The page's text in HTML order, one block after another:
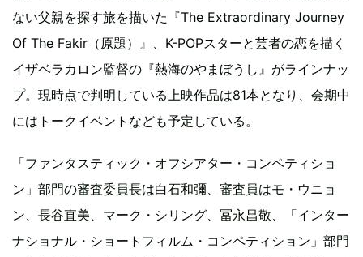
ない父親を探す旅を描いた『The Extraordinary Journey
Of The Fakir（原題）』、K-POPスターと芸者の恋を描く
イザベラカロン監督の『熱海のやまぼうし』がラインナッ
プ。現時点で判明している上映作品は81本となり、会期中
にはトークイベントなども予定している。
「ファンタスティック・オフシアター・コンペティショ
ン」部門の審査委員長は白石和彌、審査員はモ・ウニョ
ン、長谷直美、マーク・シリング、冨永昌敬、「インター
ナショナル・ショートフィルム・コンペティション」部門